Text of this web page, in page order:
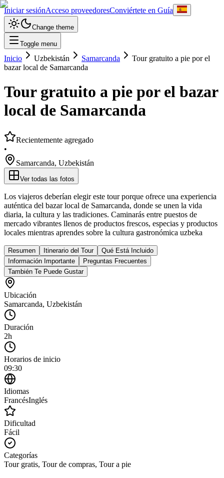
Iniciar sesiónAcceso proveedoresConviértete en Guía
Change theme
Toggle menu
Inicio Uzbekistán Samarcanda
Tour gratuito a pie por el
bazar local de Samarcanda
Tour gratuito a pie por el bazar
local de Samarcanda
Recientemente agregado
•
Samarcanda, Uzbekistán
Ver todas las fotos
Los viajeros deberían elegir este tour porque ofrece una experiencia
auténtica del bazar local de Samarcanda, donde se unen la vida
diaria, la cultura y las tradiciones. Caminarás entre puestos de
mercado vibrantes llenos de productos frescos, especias y productos
locales mientras aprendes sobre la cultura gastronómica uzbeka
Resumen Itinerario del Tour
Qué Está Incluido
Información Importante
Preguntas Frecuentes
También Te Puede Gustar
Ubicación
Samarcanda, Uzbekistán
Duración
2h
Horarios de inicio
09:30
Idiomas
FrancésInglés
Dificultad
Fácil
Categorías
Tour gratis, Tour de compras, Tour a pie